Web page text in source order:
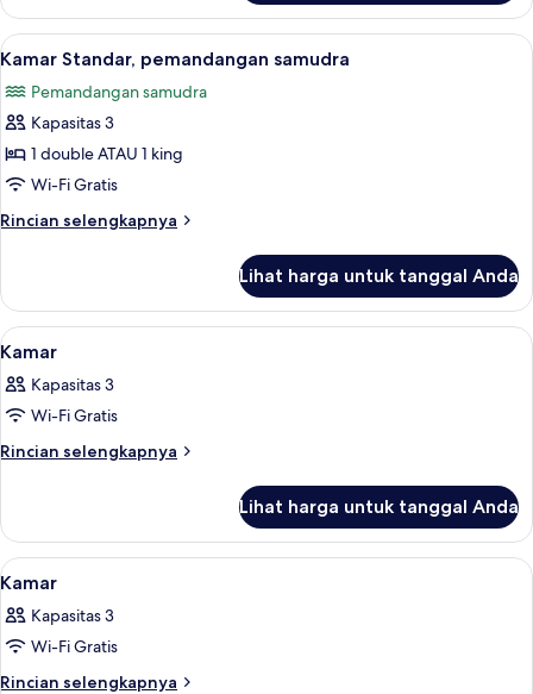
Kamar
Standar,
pemandangan
Lihat
semua
foto
untuk
Kamar
Standar,
pemandangan
samudra
Setrika/meja setrika dan tempat
5
Kamar Standar, pemandangan samudra
Pemandangan samudra
Kapasitas 3
1 double ATAU 1 king
Wi-Fi Gratis
Rincian selengkapnya
Rincian
Kamar
Standar,
pemandangan
Lihat harga untuk tanggal Anda
Lihat
semua
foto
untuk
Kamar
Setrika/meja setrika dan tempat
2
Kamar
Kapasitas 3
Wi-Fi Gratis
Rincian selengkapnya
Rincian
Kamar
Lihat harga untuk tanggal Anda
Lihat
semua
foto
untuk
Kamar
Setrika/meja setrika dan tempat
2
Kamar
Kapasitas 3
Wi-Fi Gratis
Rincian selengkapnya
Rincian